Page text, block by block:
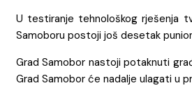
U testiranje tehnološkog rješenja
Samoboru postoji još desetak
Grad Samobor nastoji potaknuti
Grad Samobor će nadalje ulagati u